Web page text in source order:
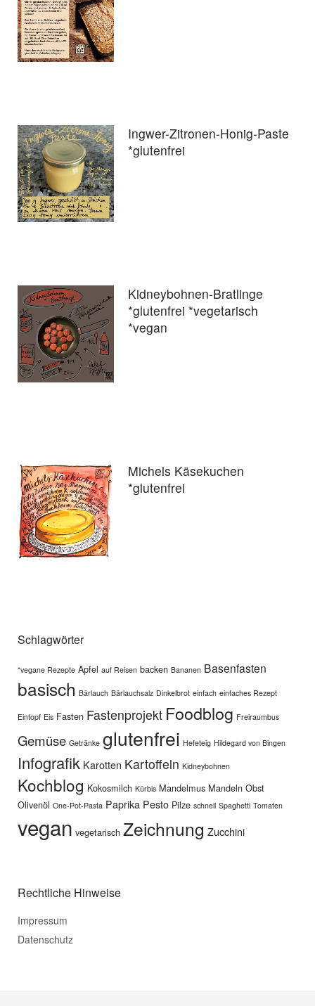
Ingwer-Zitronen-Honig-Paste
*glutenfrei
Kidneybohnen-Bratlinge
*glutenfrei *vegetarisch
*vegan
Michels Käsekuchen
*glutenfrei
Schlagwörter
*vegane Rezepte Apfel auf Reisen backen Bananen Basenfasten
basisch Bärlauch Bärlauchsalz Dinkelbrot einfach einfaches Rezept
Eintopf Eis Fasten Fastenprojekt Foodblog Freiraumbus
Gemüse Getränke glutenfrei Hefeteig Hildegard von Bingen
Infografik Karotten Kartoffeln Kidneybohnen
Kochblog Kokosmilch Kürbis Mandelmus Mandeln Obst
Olivenöl One-Pot-Pasta Paprika Pesto Pilze schnell Spaghetti Tomaten
vegan vegetarisch Zeichnung Zucchini
Rechtliche Hinweise
Impressum
Datenschutz